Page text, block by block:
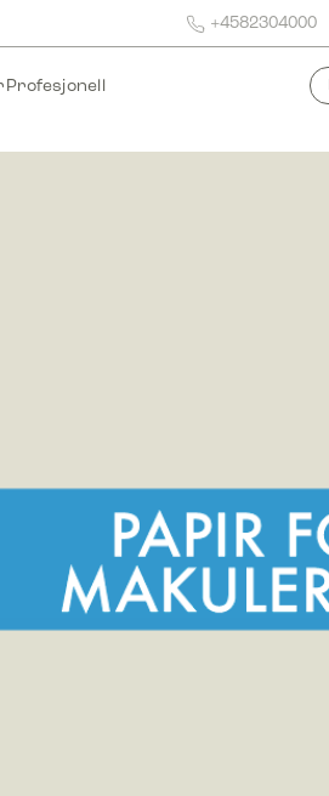
+4582304000
Profesjonell